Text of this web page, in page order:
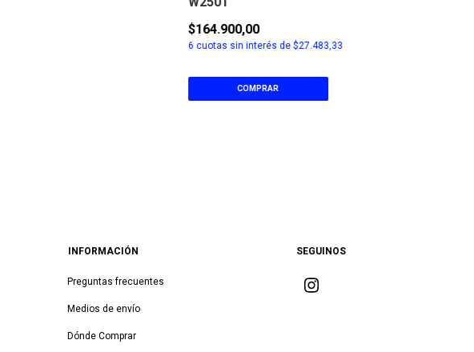
$164.900,00
6cuotas sin interés de $27.483,33
COMPRAR
INFORMACIÓN
Preguntas frecuentes
Medios de envío
Dónde Comprar
SEGUINOS